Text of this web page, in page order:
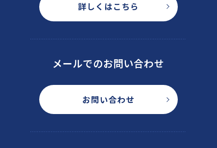
詳しくはこちら
メールでのお問い合わせ
お問い合わせ